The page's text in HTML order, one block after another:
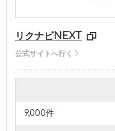
リクナビNEXT
公式サイトへ行く
9,000件